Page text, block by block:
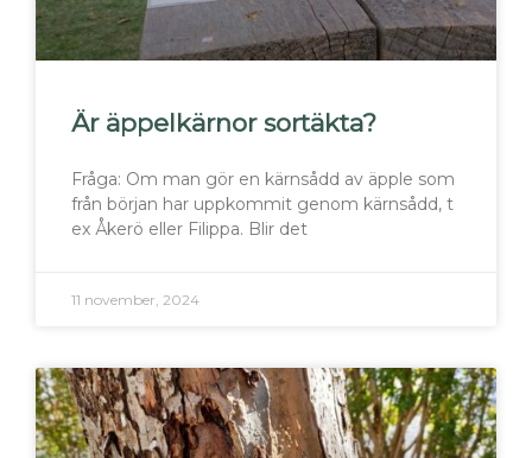
Är äppelkärnor sortäkta?
Fråga: Om man gör en kärnsådd av äpple som
från början har uppkommit genom kärnsådd, t
ex Åkerö eller Filippa. Blir det
11 november, 2024